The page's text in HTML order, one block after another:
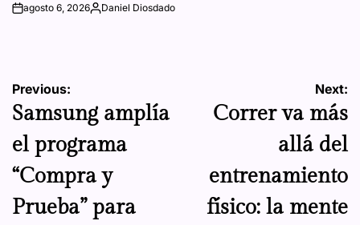
onagosto 6, 2026Posted
Daniel Diosdado
Navegación
de
entradas
Previous:
Samsung amplía
el programa
“Compra y
Prueba” para
Next:
Correr va más
allá del
entrenamiento
físico: la mente